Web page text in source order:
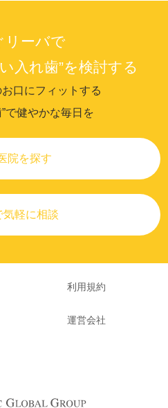
リーバで
入れ歯”を検討する
口にフィットする
で健やかな毎日を
院を探す
気軽に相談
利用規約
運営会社